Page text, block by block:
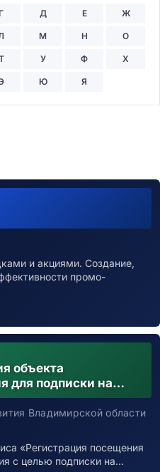
Д Е Ж
М Н О
У Ф Х
Ю Я
и акциями. Создание,
промо-
объекта
для подписки на
контакте с
Владимирской области
«Регистрация посещения
с целью подписки на…